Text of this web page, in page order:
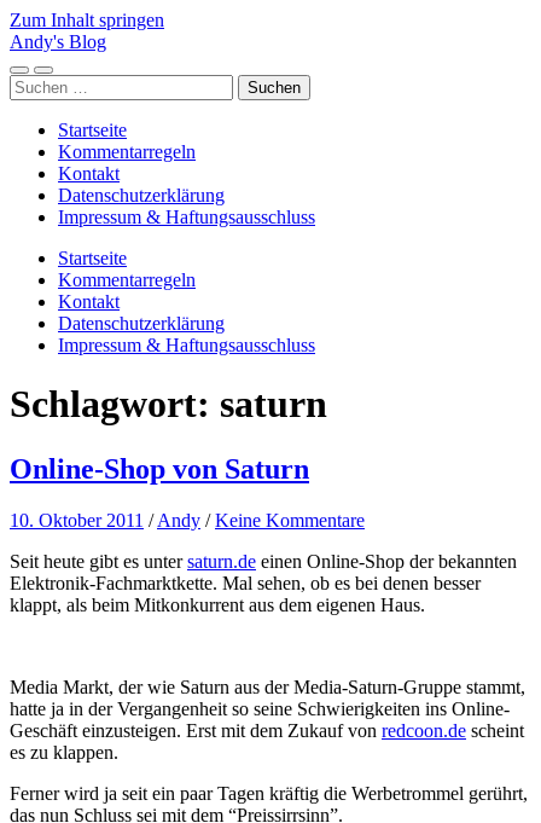
Zum Inhalt springen
Andy's Blog
Mobile-
Menü
Suchfeld
ein-/ausblenden
Suchen
nach:
Startseite
Kommentarregeln
Kontakt
Datenschutzerklärung
Impressum & Haftungsausschluss
Startseite
Kommentarregeln
Kontakt
Datenschutzerklärung
Impressum & Haftungsausschluss
Schlagwort: saturn
Online-Shop von Saturn
10. Oktober 2011 /Andy /Keine Kommentare
Seit heute gibt es untersaturn.de einen Online-Shop der bekannten
Elektronik-Fachmarktkette. Mal sehen, ob es bei denen besser
klappt, als beim Mitkonkurrent aus dem eigenen Haus.
Media Markt, der wie Saturn aus der Media-Saturn-Gruppe stammt,
hatte ja in der Vergangenheit so seine Schwierigkeiten ins Online-
Geschäft einzusteigen. Erst mit dem Zukauf von redcoon.de scheint
es zu klappen.
Ferner wird ja seit ein paar Tagen kräftig die Werbetrommel gerührt,
das nun Schluss sei mit dem “Preissirrsinn”.